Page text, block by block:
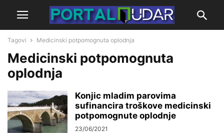
Tagovi Medicinski potpomognuta oplodnja
Medicinski potpomognuta
oplodnja
Konjic mladim parovima
sufinancira troškove medicinski
potpomognute oplodnje
23/06/2021